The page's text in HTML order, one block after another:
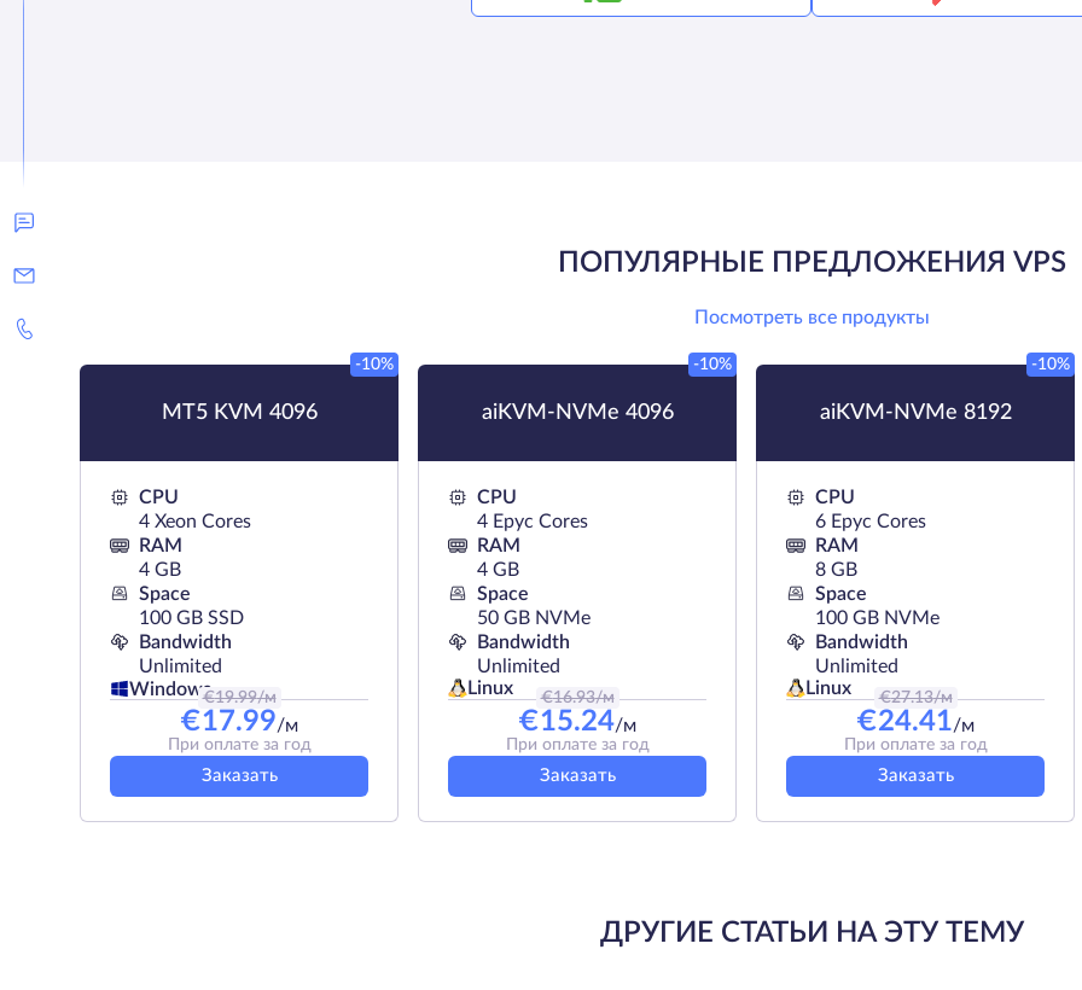
ПОПУЛЯРНЫЕ ПРЕДЛОЖЕНИЯ VPS
Посмотреть все продукты
MT5 KVM 4096
-10%
CPU
4 Xeon Cores
RAM
4 GB
Space
100 GB SSD
Bandwidth
Unlimited
Windows
€19.99/м
€17.99/м
При оплате за год
Заказать
aiKVM-NVMe 4096
-10%
CPU
4 Epyc Cores
RAM
4 GB
Space
50 GB NVMe
Bandwidth
Unlimited
Linux
€16.93/м
€15.24/м
При оплате за год
Заказать
aiKVM-NVMe 8192
-10%
CPU
6 Epyc Cores
RAM
8 GB
Space
100 GB NVMe
Bandwidth
Unlimited
Linux
€27.13/м
€24.41/м
При оплате за год
Заказать
ДРУГИЕ СТАТЬИ НА ЭТУ ТЕМУ